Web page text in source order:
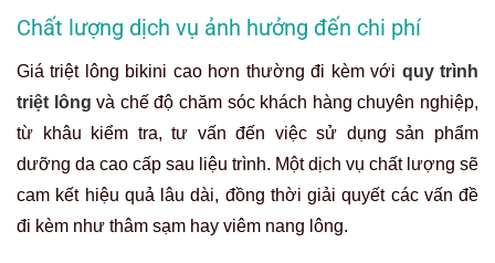
Chất lượng dịch vụ ảnh hưởng đến chi phí
Giá triệt lông bikini cao hơn thường đi kèm với quy trình
triệt lông và chế độ chăm sóc khách hàng chuyên nghiệp,
từ khâu kiểm tra, tư vấn đến việc sử dụng sản phẩm
dưỡng da cao cấp sau liệu trình. Một dịch vụ chất lượng sẽ
cam kết hiệu quả lâu dài, đồng thời giải quyết các vấn đề
đi kèm như thâm sạm hay viêm nang lông.